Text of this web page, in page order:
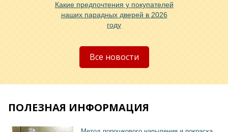
Хочу такую
Какие предпочтения у покупателей
наших парадных дверей в 2026
году
Все новости
ПОЛЕЗНАЯ ИНФОРМАЦИЯ